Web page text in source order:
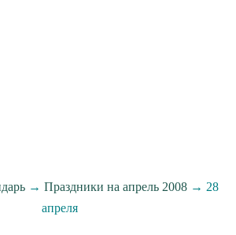
→ Праздники на апрель 2008→ 28
апреля